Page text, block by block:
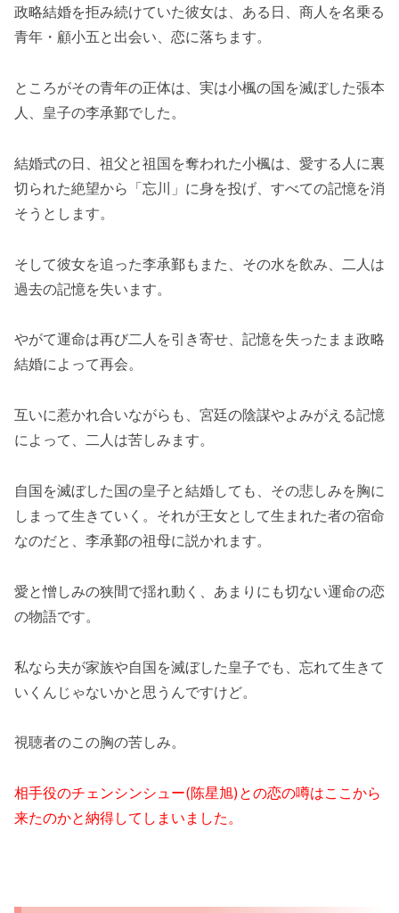
政略結婚を拒み続けていた彼女は、ある日、商人を名乗る
青年・顧小五と出会い、恋に落ちます。
ところがその青年の正体は、実は小楓の国を滅ぼした張本
人、皇子の李承鄞でした。
結婚式の日、祖父と祖国を奪われた小楓は、愛する人に裏
切られた絶望から「忘川」に身を投げ、すべての記憶を消
そうとします。
そして彼女を追った李承鄞もまた、その水を飲み、二人は
過去の記憶を失います。
やがて運命は再び二人を引き寄せ、記憶を失ったまま政略
結婚によって再会。
互いに惹かれ合いながらも、宮廷の陰謀やよみがえる記憶
によって、二人は苦しみます。
自国を滅ぼした国の皇子と結婚しても、その悲しみを胸に
しまって生きていく。それが王女として生まれた者の宿命
なのだと、李承鄞の祖母に説かれます。
愛と憎しみの狭間で揺れ動く、あまりにも切ない運命の恋
の物語です。
私なら夫が家族や自国を滅ぼした皇子でも、忘れて生きて
いくんじゃないかと思うんですけど。
視聴者のこの胸の苦しみ。
相手役のチェンシンシュー(陈星旭)との恋の噂はここから
来たのかと納得してしまいました。